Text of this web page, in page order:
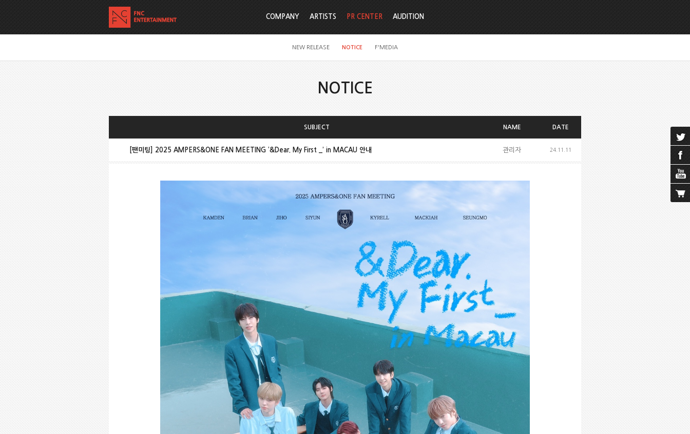
COMPANY ARTISTS PR CENTER
NEW RELEASE NOTICE F'MEDIA
AUDITION
NOTICE
SUBJECT NAME DATE
[팬미팅] 2025 AMPERS&ONE FAN MEETING ‘&Dear. My First _’ in MACAU 안내 관리자 24.11.11